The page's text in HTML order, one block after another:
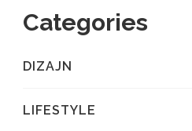
Categories
DIZAJN
LIFESTYLE